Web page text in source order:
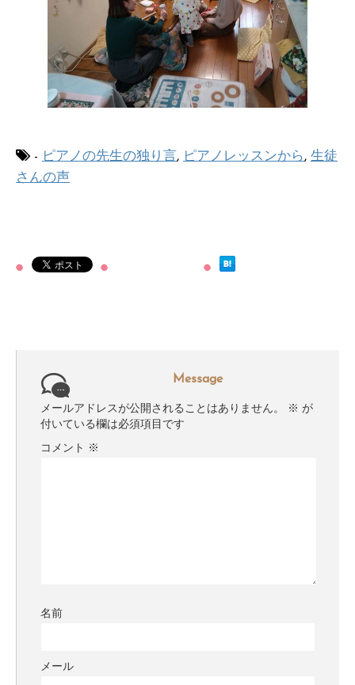
- ピアノの先生の独り言 , ピアノレッスンから, 生徒
さんの声
Message
メールアドレスが公開されることはありません。 ※ が
付いている欄は必須項目です
コメント ※
名前
メール